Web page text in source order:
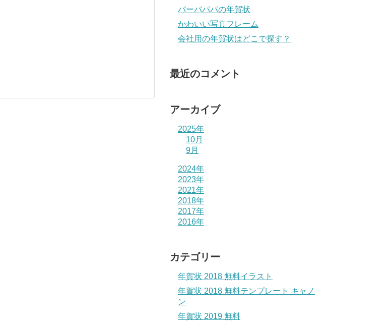
バーバパパの年賀状
かわいい写真フレーム
会社用の年賀状はどこで探す？
最近のコメント
アーカイブ
2025年
10月
9月
2024年
2023年
2021年
2018年
2017年
2016年
カテゴリー
年賀状 2018 無料イラスト
年賀状 2018 無料テンプレート キャノ
ン
年賀状 2019 無料